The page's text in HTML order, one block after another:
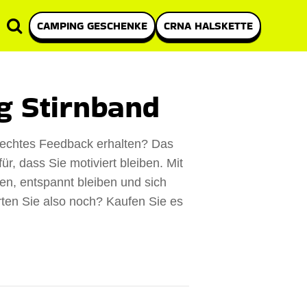
CAMPING GESCHENKE CRNA HALSKETTE
Stirnband
Feedback erhalten? Das
dass Sie motiviert bleiben. Mit
entspannt bleiben und sich
Sie also noch? Kaufen Sie es